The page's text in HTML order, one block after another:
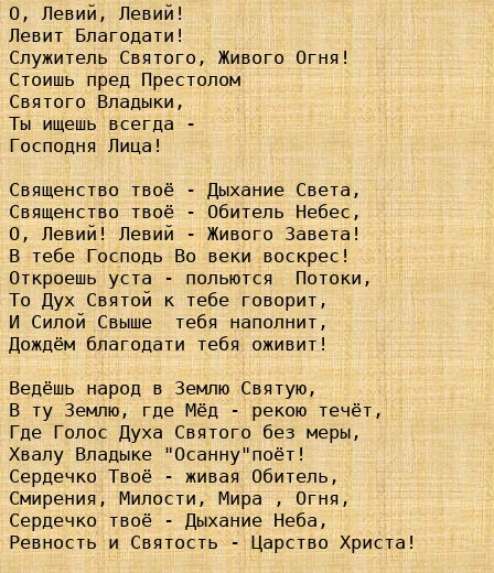
О, Левий, Левий!
Левит Благодати!
Служитель Святого, Живого Огня!
Стоишь пред Престолом
Святого Владыки,
Ты ищешь всегда -
Господня Лица!
Священство твоё - Дыхание Света,
Священство твоё - Обитель Небес,
О, Левий! Левий - Живого Завета!
В тебе Господь Во веки воскрес!
Откроешь уста - польются  Потоки,
То Дух Святой к тебе говорит,
И Силой Свыше  тебя наполнит,
Дождём благодати тебя оживит!
Ведёшь народ в Землю Святую,
В ту Землю, где Мёд - рекою течёт,
Где Голос Духа Святого без меры,
Хвалу Владыке "Осанну"поёт!
Сердечко Твоё - живая Обитель,
Смирения, Милости, Мира , Огня,
Сердечко твоё - Дыхание Неба,
Ревность и Святость - Царство Христа!